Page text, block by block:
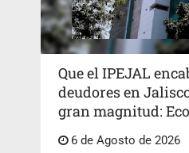
Que el IPEJAL
deudores en
gran magnitud:
6 de Agosto de 2026